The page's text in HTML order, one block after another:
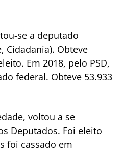
se a deputado
Cidadania). Obteve
Em 2018, pelo PSD,
federal. Obteve 53.933
voltou a se
Deputados. Foi eleito
foi cassado em